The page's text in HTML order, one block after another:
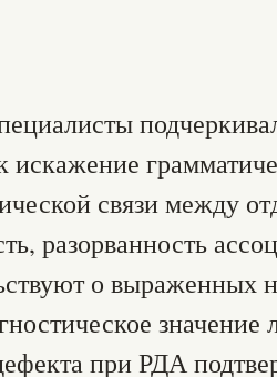
искажение
связи между
разорванность
о
значение
при РДА